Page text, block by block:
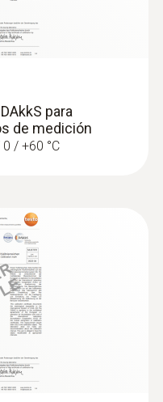
testo 440
para
de medición
/ +60 °C